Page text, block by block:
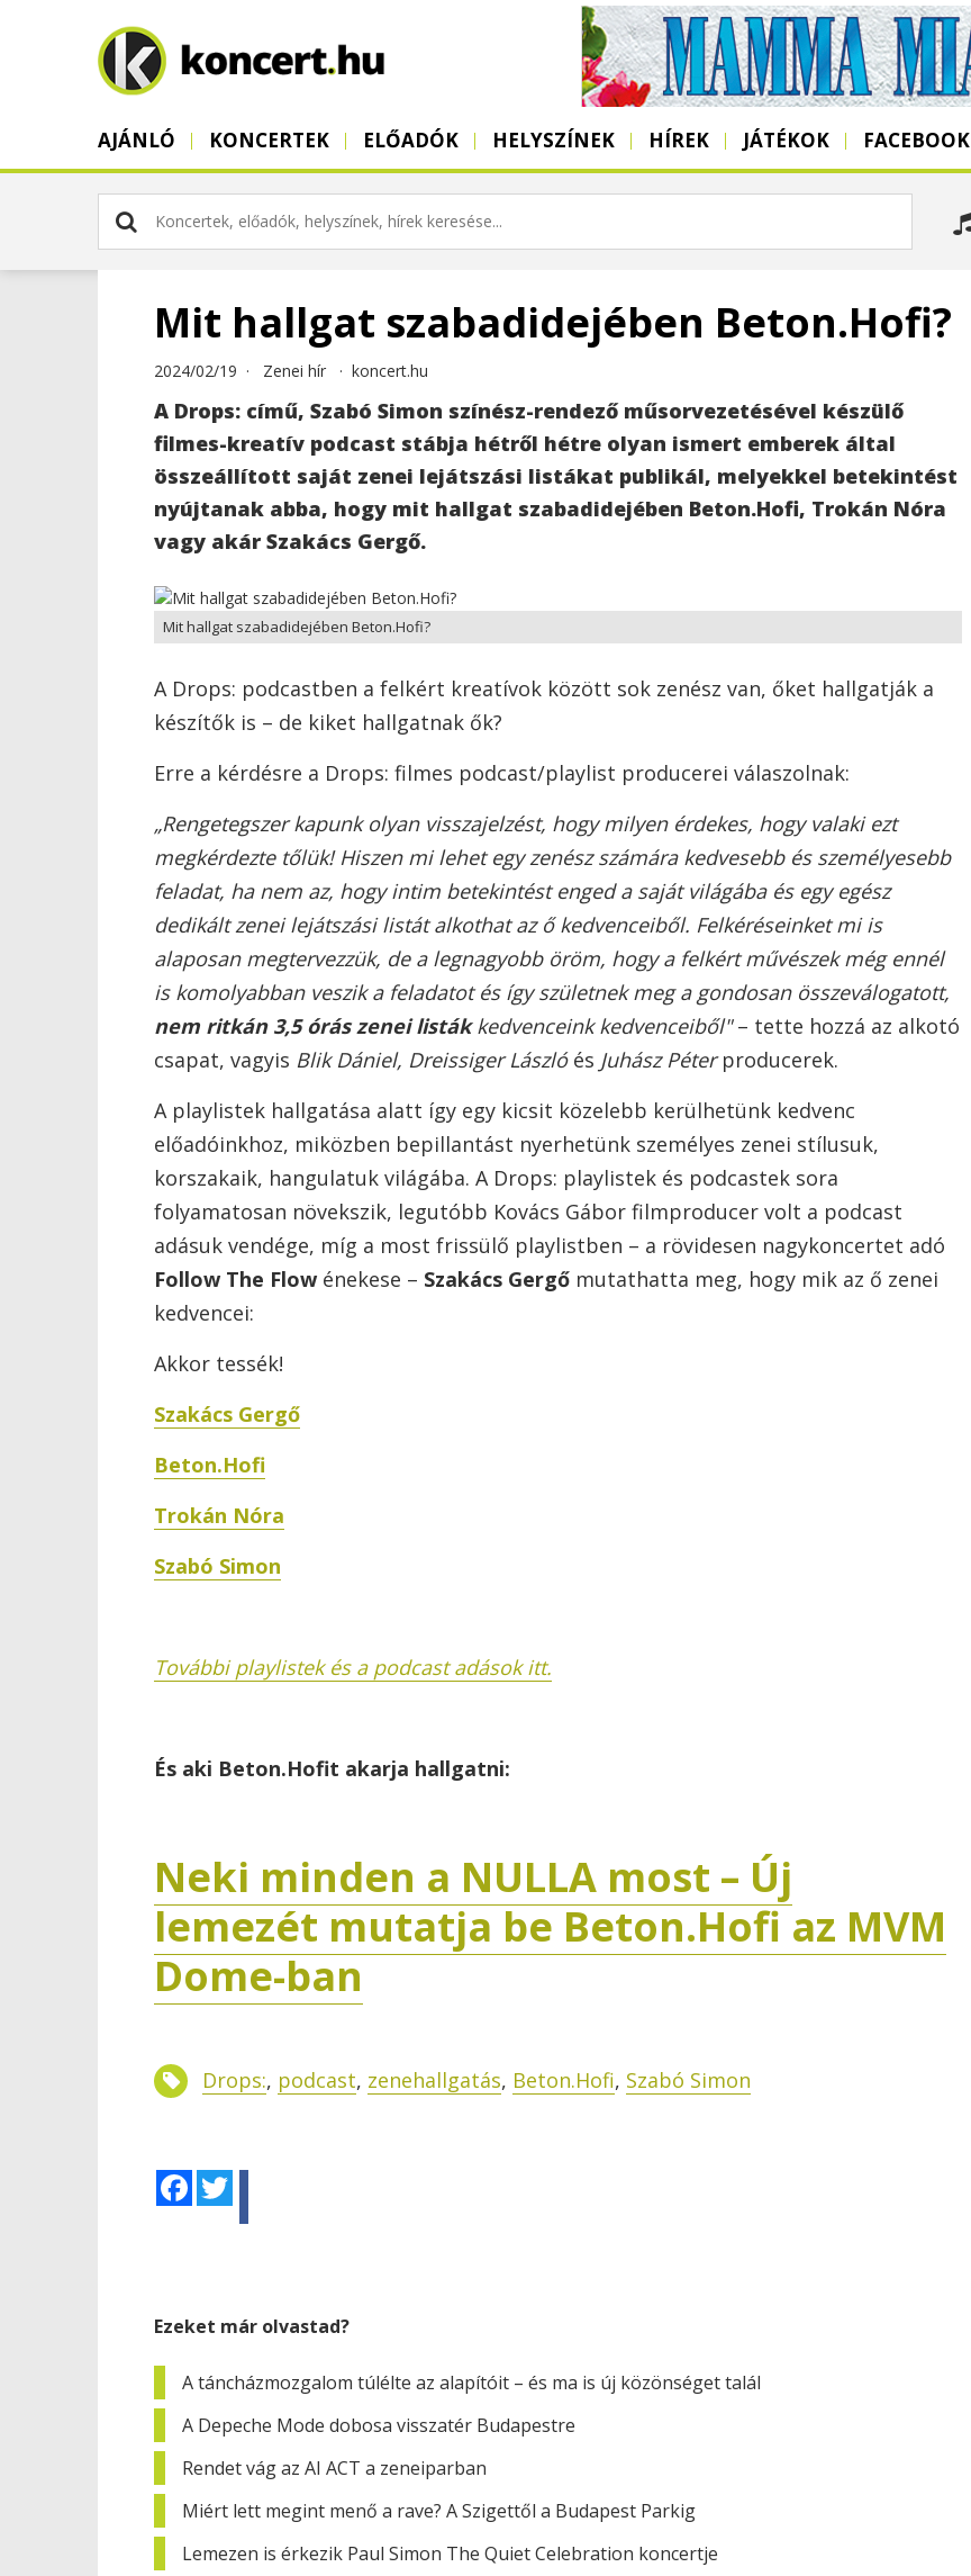
AJÁNLÓ KONCERTEK ELŐADÓK HELYSZÍNEK HÍREK JÁTÉKOK FACEBOOK
Mit hallgat szabadidejében Beton.Hofi?
2024/02/19 · Zenei hír · koncert.hu
A Drops: című, Szabó Simon színész-rendező műsorvezetésével készülő
filmes-kreatív podcast stábja hétről hétre olyan ismert emberek által
összeállított saját zenei lejátszási listákat publikál, melyekkel betekintést
nyújtanak abba, hogy mit hallgat szabadidejében Beton.Hofi, Trokán Nóra
vagy akár Szakács Gergő.
Mit hallgat szabadidejében Beton.Hofi?
A Drops: podcastben a felkért kreatívok között sok zenész van, őket hallgatják a
készítők is – de kiket hallgatnak ők?
Erre a kérdésre a Drops: filmes podcast/playlist producerei válaszolnak:
„Rengetegszer kapunk olyan visszajelzést, hogy milyen érdekes, hogy valaki ezt
megkérdezte tőlük! Hiszen mi lehet egy zenész számára kedvesebb és személyesebb
feladat, ha nem az, hogy intim betekintést enged a saját világába és egy egész
dedikált zenei lejátszási listát alkothat az ő kedvenceiből. Felkéréseinket mi is
alaposan megtervezzük, de a legnagyobb öröm, hogy a felkért művészek még ennél
is komolyabban veszik a feladatot és így születnek meg a gondosan összeválogatott,
nem ritkán 3,5 órás zenei listákkedvenceink kedvenceiből"– tette hozzá az alkotó
csapat, vagyis Blik Dániel, Dreissiger Lászlóés Juhász Péterproducerek.
A playlistek hallgatása alatt így egy kicsit közelebb kerülhetünk kedvenc
előadóinkhoz, miközben bepillantást nyerhetünk személyes zenei stílusuk,
korszakaik, hangulatuk világába. A Drops: playlistek és podcastek sora
folyamatosan növekszik, legutóbb Kovács Gábor filmproducer volt a podcast
adásuk vendége, míg a most frissülő playlistben – a rövidesen nagykoncertet adó
Follow The Flow énekese – Szakács Gergő mutathatta meg, hogy mik az ő zenei
kedvencei:
Akkor tessék!
Szakács Gergő
Beton.Hofi
Trokán Nóra
Szabó Simon
További playlistek és a podcast adások itt.
És aki Beton.Hofit akarja hallgatni:
Neki minden a NULLA most – Új
lemezét mutatja be Beton.Hofi az MVM
Dome-ban
Drops:, podcast, zenehallgatás, Beton.Hofi, Szabó Simon
Facebook
Ezeket már olvastad?
A táncházmozgalom túlélte az alapítóit – és ma is új közönséget talál
A Depeche Mode dobosa visszatér Budapestre
Rendet vág az AI ACT a zeneiparban
Miért lett megint menő a rave? A Szigettől a Budapest Parkig
Lemezen is érkezik Paul Simon The Quiet Celebration koncertje